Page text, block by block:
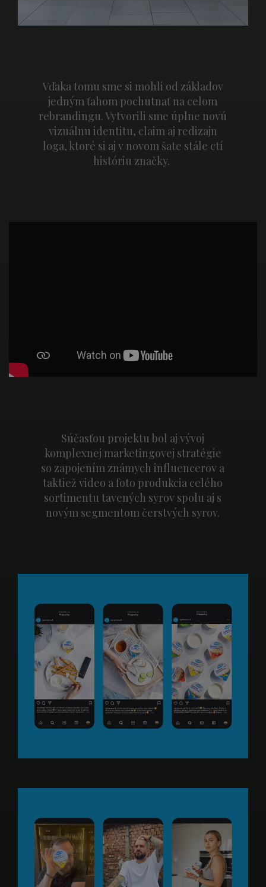
Vďaka tomu sme si mohli od základov
jedným ťahom pochutnať na celom
rebrandingu. Vytvorili sme úplne novú
vizuálnu identitu, claim aj redizajn
loga, ktoré si aj v novom šate stále ctí
históriu značky.
Súčasťou projektu bol aj vývoj
komplexnej marketingovej stratégie
so zapojením známych influencerov a
taktiež video a foto produkcia celého
sortimentu tavených syrov spolu aj s
novým segmentom čerstvých syrov.